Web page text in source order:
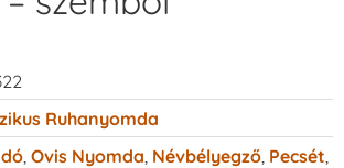
Ruhanyomda
Ovis Nyomda Névbélyegző Pecsét